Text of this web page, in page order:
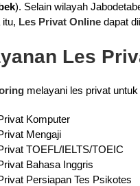
). Selain wilayah
itu, Les Privat Onlinedapat
Les
melayani les privat
Komputer
Mengaji
TOEFL/IELTS/TOEIC
Bahasa Inggris
Persiapan Tes Psikotes